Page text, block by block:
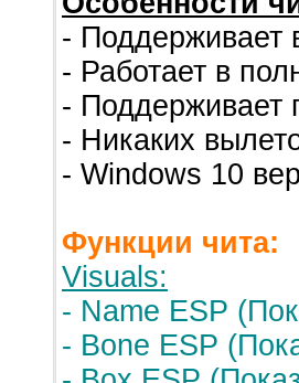
- Поддерживает
- Работает в
- Поддерживает
- Никаких
- Windows 10
Функции чита:
Visuals:
- Name ESP
- Bone ESP